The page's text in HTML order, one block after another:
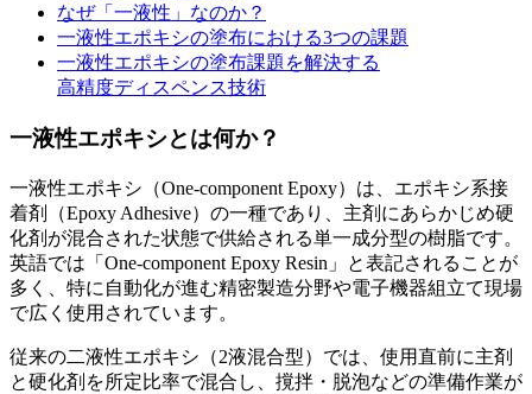
なぜ「一液性」なのか？
一液性エポキシの塗布における3つの課題
一液性エポキシの塗布課題を解決する
高精度ディスペンス技術
一液性エポキシとは何か？
一液性エポキシ（One-component Epoxy）は、エポキシ系接
着剤（Epoxy Adhesive）の一種であり、主剤にあらかじめ硬
化剤が混合された状態で供給される単一成分型の樹脂です。
英語では「One-component Epoxy Resin」と表記されることが
多く、特に自動化が進む精密製造分野や電子機器組立て現場
で広く使用されています。
従来の二液性エポキシ（2液混合型）では、使用直前に主剤
と硬化剤を所定比率で混合し、撹拌・脱泡などの準備作業が